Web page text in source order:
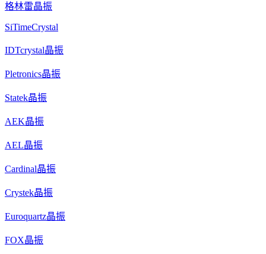
格林雷晶振
SiTimeCrystal
IDTcrystal晶振
Pletronics晶振
Statek晶振
AEK晶振
AEL晶振
Cardinal晶振
Crystek晶振
Euroquartz晶振
FOX晶振